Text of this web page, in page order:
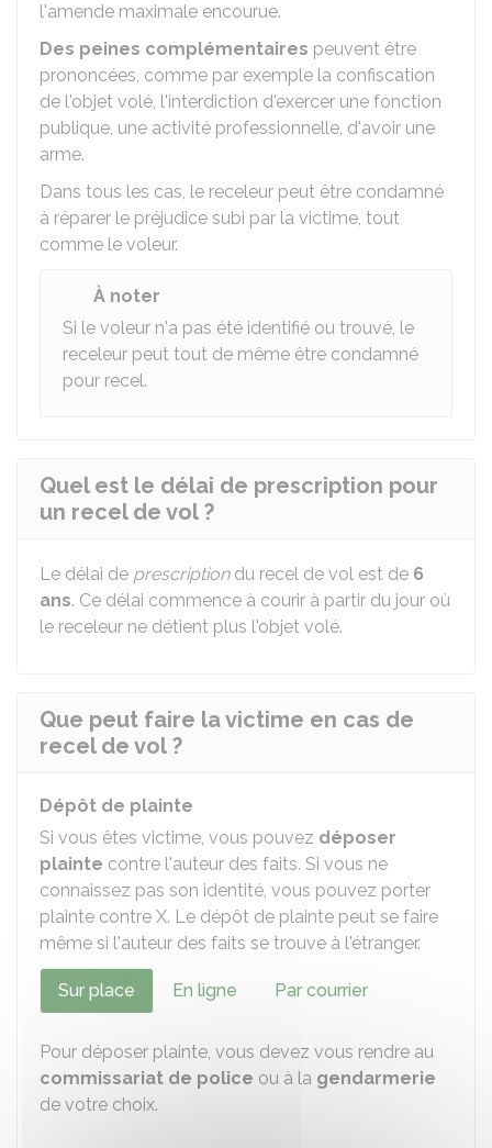
l'amende maximale encourue.
Des peines complémentaires peuvent être
prononcées, comme par exemple la confiscation
de l'objet volé, l'interdiction d'exercer une fonction
publique, une activité professionnelle, d'avoir une
arme.
Dans tous les cas, le receleur peut être condamné
à réparer le préjudice subi par la victime, tout
comme le voleur.
À noter
Si le voleur n'a pas été identifié ou trouvé, le
receleur peut tout de même être condamné
pour recel.
Quel est le délai de prescription pour
un recel de vol ?
Le délai de prescriptiondu recel de vol est de 6
ans. Ce délai commence à courir à partir du jour où
le receleur ne détient plus l'objet volé.
Que peut faire la victime en cas de
recel de vol ?
Dépôt de plainte
Si vous êtes victime, vous pouvez déposer
plainte contre l'auteur des faits. Si vous ne
connaissez pas son identité, vous pouvez porter
plainte contre X. Le dépôt de plainte peut se faire
même si l'auteur des faits se trouve à l'étranger.
Sur place En ligne Par courrier
Pour déposer plainte, vous devez vous rendre au
commissariat de police ou à la gendarmerie
de votre choix.